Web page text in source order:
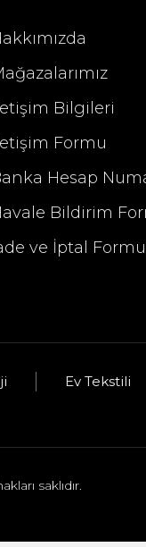
Çerçeve
Bilgileri
Formu
Hesap
Bildirim
ve İptal Formu
Ev Tekstili
saklıdır.